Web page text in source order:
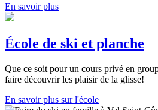
En savoir plus
École de ski et planche
Que ce soit pour un cours privé en
faire découvrir les plaisir de la glisse!
En savoir plus sur l'école